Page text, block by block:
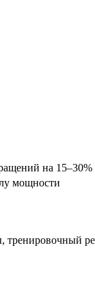
на 15–30%
мощности
тренировочный